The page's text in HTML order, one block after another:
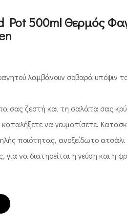
Pot 500ml Θερμός
λαμβάνουν σοβαρά υπόψιν
σας ζεστή και τη σαλάτα σας
να γευματίσετε.
ποιότητας, ανοξείδωτο
για να διατηρείται η γεύση και η